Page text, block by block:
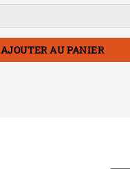
AJOUTER AU PANIER